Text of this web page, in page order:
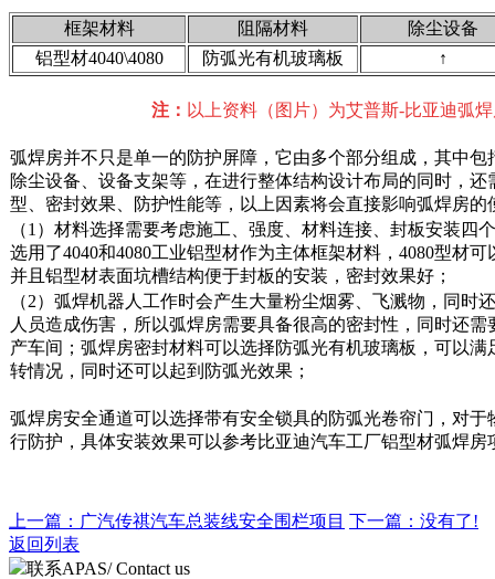
框架材料 阻隔材料
除尘设备
铝型材4040\4080
防弧光有机玻璃板 ↑
注： 以上资料（图片）为艾普斯-比亚迪弧
弧焊房并不只是单一的防护屏障，它由多个部分组成，其中
除尘设备、设备支架等，在进行整体结构设计布局的同时，
型、密封效果、防护性能等，以上因素将会直接影响弧焊房的
（1）材料选择需要考虑施工、强度、材料连接、封板安装四
选用了4040和4080工业铝型材作为主体框架材料，4080型材
并且铝型材表面坑槽结构便于封板的安装，密封效果好；
（2）弧焊机器人工作时会产生大量粉尘烟雾、飞溅物，同时
人员造成伤害，所以弧焊房需要具备很高的密封性，同时还
产车间；弧焊房密封材料可以选择防弧光有机玻璃板，可以
转情况，同时还可以起到防弧光效果；
弧焊房安全通道可以选择带有安全锁具的防弧光卷帘门，对
行防护，具体安装效果可以参考比亚迪汽车工厂铝型材弧焊房
上一篇：广汽传祺汽车总装线安全围栏项目 下一篇：没有了!
返回列表
联系APAS/ Contact us